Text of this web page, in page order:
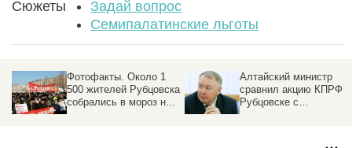
Сюжеты
Задай вопрос
Семипалатинские льготы
Фотофакты. Около 1
500 жителей Рубцовска
собрались в мороз на
Алтайский министр
сравнил акцию КПРФ в
Рубцовске с